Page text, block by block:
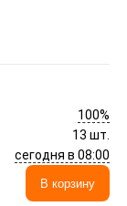
100%
13 шт.
сегодня в 08:00
В корзину